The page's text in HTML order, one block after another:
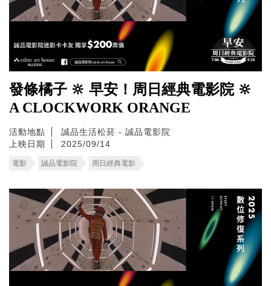
發條橘子 🔆 早安！周日經典電影院 🔆
A CLOCKWORK ORANGE
活動地點
誠品生活松菸 - 誠品電影院
上映日期
2025/09/14
電影 誠品電影院 周日經典電影